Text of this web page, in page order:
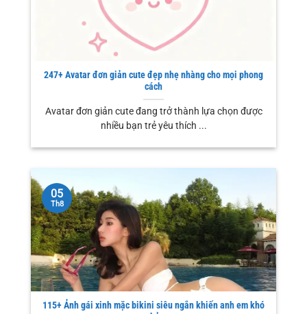
247+ Avatar đơn giản cute đẹp nhẹ nhàng cho mọi phong
cách
Avatar đơn giản cute đang trở thành lựa chọn được
nhiều bạn trẻ yêu thích ...
115+ Ảnh gái xinh mặc bikini siêu ngắn khiến anh em khó
05
Th8